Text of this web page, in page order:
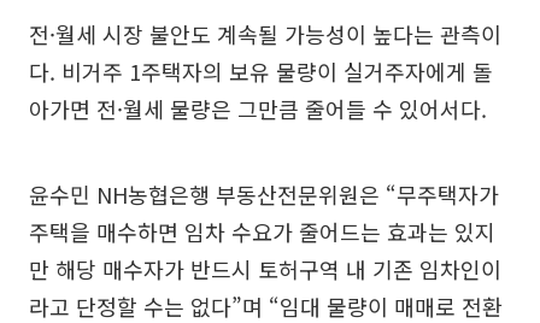
전·월세 시장 불안도 계속될 가능성이 높다는 관측이
다. 비거주 1주택자의 보유 물량이 실거주자에게 돌
아가면 전·월세 물량은 그만큼 줄어들 수 있어서다.
윤수민 NH농협은행 부동산전문위원은 “무주택자가
주택을 매수하면 임차 수요가 줄어드는 효과는 있지
만 해당 매수자가 반드시 토허구역 내 기존 임차인이
라고 단정할 수는 없다”며 “임대 물량이 매매로 전환